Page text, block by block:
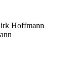
Hoffmann